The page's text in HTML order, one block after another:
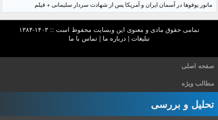
مانور یوفوها در آسمان ایران و آمریکا پس از شهادت سردار سلیمانی + فیلم
تمامی حقوق مادی و معنوی این وبسایت محفوظ است :: ۱۴۰۳-۱۳۸۴
تبلیغات | درباره ما |تماس با ما
صفحه اصلی
مطالب ویژه
تحلیل و بررسی